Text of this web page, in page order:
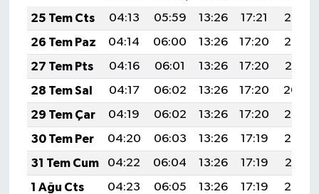
25 Tem Cts
04:13 05:59 13:26 17:21
20:43
26 Tem Paz
04:14 06:00 13:26 17:20
20:42
27 Tem Pts
04:16 06:01 13:26 17:20
20:41
28 Tem Sal
04:17 06:02 13:26 17:20
20:40
29 Tem Çar
04:19 06:02 13:26 17:20
20:39
30 Tem Per
04:20 06:03 13:26 17:19
20:38
31 Tem Cum
04:22 06:04 13:26 17:19
20:37
1 Ağu Cts
04:23 06:05 13:26 17:19
20:36